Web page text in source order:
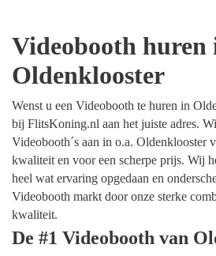
Videobooth huren
Oldenklooster
Wenst u een Videobooth te huren in
bij FlitsKoning.nl aan het juiste adres.
Videobooth´s aan in o.a. Oldenklooster
kwaliteit en voor een scherpe prijs. Wij
heel wat ervaring opgedaan en
Videobooth markt door onze sterke
kwaliteit.
De #1 Videobooth van